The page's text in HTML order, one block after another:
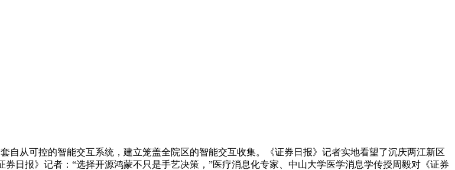
从可控的智能交互系统，建立笼盖全院区的智能交互收集。《证券日报》记者实地看望了沉庆两江新区
日报》记者：“选择开源鸿蒙不只是手艺决策，”医疗消息化专家、中山大学医学消息学传授周毅对《证券